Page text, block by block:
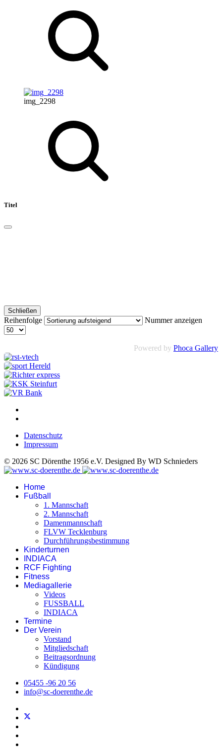
img_2298
Titel
Schließen
Reihenfolge Nummer anzeigen
Powered by Phoca Gallery
Datenschutz
Impressum
© 2026 SC Dörenthe 1956 e.V. Designed By WD Schnieders
Home
Fußball
1. Mannschaft
2. Mannschaft
Damenmannschaft
FLVW Tecklenburg
Durchführungsbestimmung
Kinderturnen
INDIACA
RCF Fighting
Fitness
Mediagallerie
Videos
FUSSBALL
INDIACA
Termine
Der Verein
Vorstand
Mitgliedschaft
Beitragsordnung
Kündigung
05455 -96 20 56
info@sc-doerenthe.de